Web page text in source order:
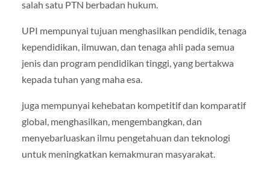
salah satu PTN berbadan hukum.
UPI mempunyai tujuan menghasilkan pendidik, tenaga
kependidikan, ilmuwan, dan tenaga ahli pada semua
jenis dan program pendidikan tinggi, yang bertakwa
kepada tuhan yang maha esa.
juga mempunyai kehebatan kompetitif dan komparatif
global, menghasilkan, mengembangkan, dan
menyebarluaskan ilmu pengetahuan dan teknologi
untuk meningkatkan kemakmuran masyarakat.